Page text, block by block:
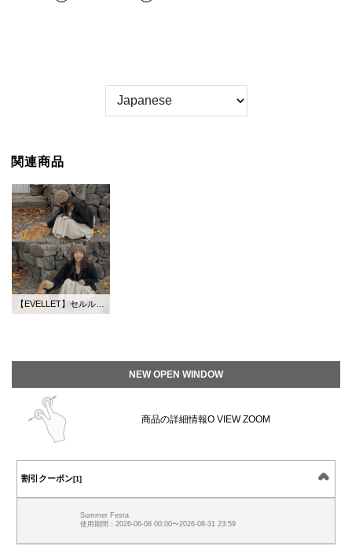
関連商品
【EVELLET】セルルニンメリノールニットスリブリスカーディガンSET
NEW OPEN WINDOW
商品の詳細情報O VIEW ZOOM
割引クーポン[1]
Summer Festa
使用期間：2026-06-08 00:00〜2026-08-31 23:59